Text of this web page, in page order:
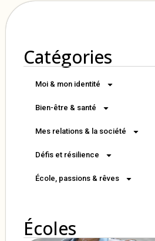
Catégories
Moi & mon identité
Bien-être & santé
Mes relations & la société
Défis et résilience
École, passions & rêves
Écoles